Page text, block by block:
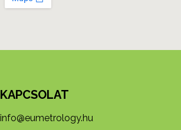
KAPCSOLAT
info@eumetrology.hu